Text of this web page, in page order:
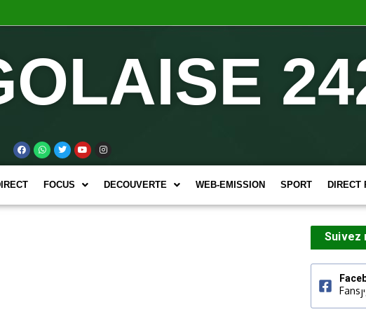
FOCUS DECOUVERTE WEB-EMISSION SPORT DIRECT
Suivez
Fans